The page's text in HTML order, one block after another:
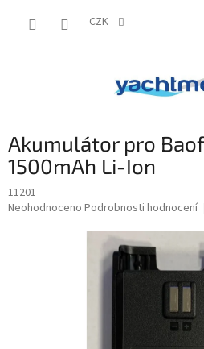
CZK
Akumulátor pro
1500mAh Li-Ion
11201
Průměrné
Neohodnoceno Podrobnosti hodnocení